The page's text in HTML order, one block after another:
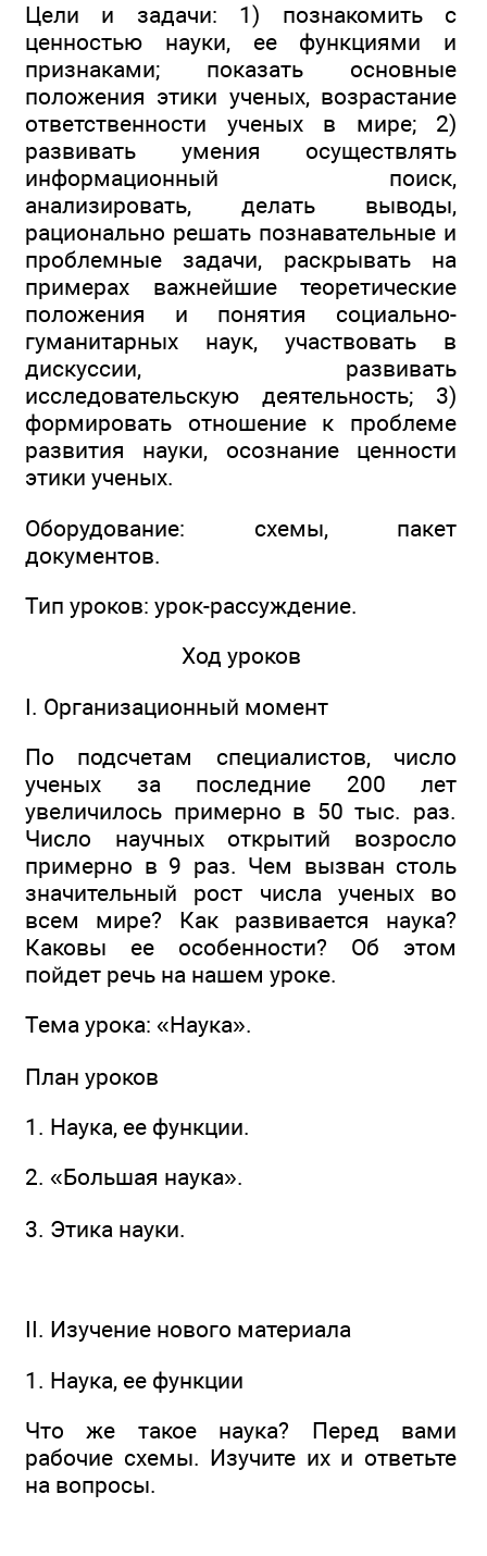
Цели и задачи: 1) познакомить с
ценностью науки, ее функциями и
признаками; показать основные
положения этики ученых, возрастание
ответственности ученых в мире; 2)
развивать умения осуществлять
информационный поиск,
анализировать, делать выводы,
рационально решать познавательные и
проблемные задачи, раскрывать на
примерах важнейшие теоретические
положения и понятия социально-
гуманитарных наук, участвовать в
дискуссии, развивать
исследовательскую деятельность; 3)
формировать отношение к проблеме
развития науки, осознание ценности
этики ученых.
Оборудование: схемы, пакет
документов.
Тип уроков: урок-рассуждение.
Ход уроков
I. Организационный момент
По подсчетам специалистов, число
ученых за последние 200 лет
увеличилось примерно в 50 тыс. раз.
Число научных открытий возросло
примерно в 9 раз. Чем вызван столь
значительный рост числа ученых во
всем мире? Как развивается наука?
Каковы ее особенности? Об этом
пойдет речь на нашем уроке.
Тема урока: «Наука».
План уроков
1. Наука, ее функции.
2. «Большая наука».
3. Этика науки.
II. Изучение нового материала
1. Наука, ее функции
Что же такое наука? Перед вами
рабочие схемы. Изучите их и ответьте
на вопросы.